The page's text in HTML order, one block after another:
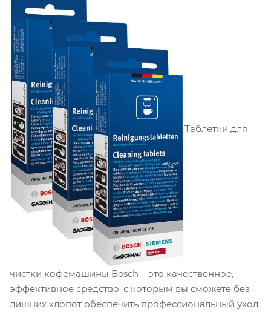
Таблетки для
чистки кофемашины Bosch – это качественное,
эффективное средство, с которым вы сможете без
лишних хлопот обеспечить профессиональный уход